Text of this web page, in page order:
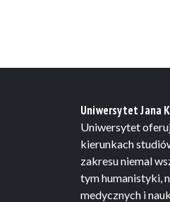
Uniwersytet Jana
Uniwersytet
kierunkach
zakresu niemal
tym humanistyki,
medycznych i